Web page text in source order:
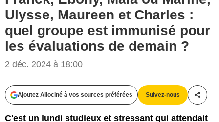
Ulysse, Maureen et Charles :
quel groupe est immunisé pour
les évaluations de demain ?
2 déc. 2024 à 18:00
Ajoutez Allociné à vos sources préférées Suivez-nous
C'est un lundi studieux et stressant qui attendait